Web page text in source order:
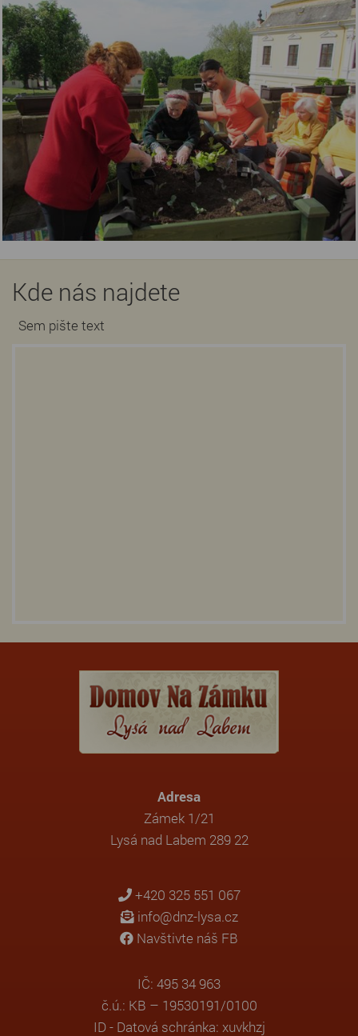
Kde nás najdete
Sem pište text
Adresa
Zámek 1/21
Lysá nad Labem 289 22
+420 325 551 067
info@dnz-lysa.cz
Navštivte náš FB
IČ: 495 34 963
č.ú.: KB – 19530191/0100
ID - Datová schránka: xuvkhzj